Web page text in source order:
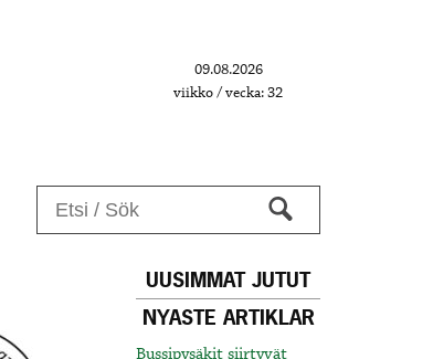
09.08.2026
viikko / vecka: 32
UUSIMMAT JUTUT
NYASTE ARTIKLAR